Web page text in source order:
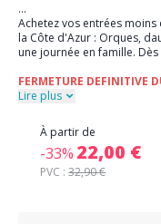
...
Achetez vos entrées
la Côte d'Azur : Orques,
une journée en famille. Dès
FERMETURE DEFINITIVE
Lire plus
À partir de
-33% 22,00 €
PVC :32,90 €